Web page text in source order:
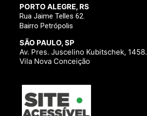
PORTO ALEGRE, RS
Rua Jaime Telles 62.
Bairro Petrópolis
SÃO PAULO, SP
Av. Pres. Juscelino Kubitschek, 1458.
Vila Nova Conceição